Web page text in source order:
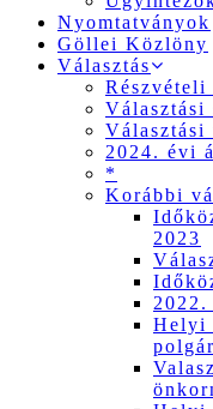
Nyomtatványok
Göllei Közlöny
Választás
Részvételi
Választási
Választási
2024. évi
*
Korábbi
2023
Helyi